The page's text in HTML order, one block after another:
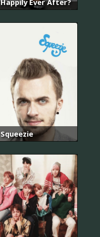
Happily Ever After?
Squeezie